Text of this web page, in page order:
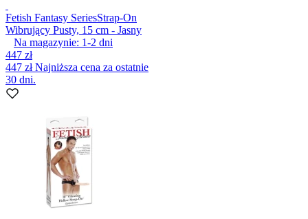
Fetish Fantasy SeriesStrap-On
Wibrujący Pusty, 15 cm - Jasny
Na magazynie: 1-2 dni
447 zł
447 złNajniższa cena za ostatnie
30 dni.